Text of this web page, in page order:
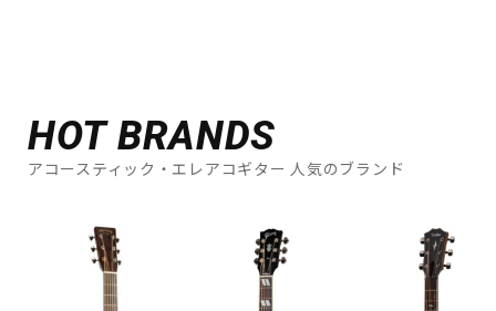
HOT BRANDS
アコースティック・エレアコギター 人気のブランド